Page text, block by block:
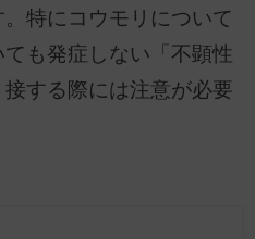
特にコウモリについて
も発症しない「不顕性
する際には注意が必要